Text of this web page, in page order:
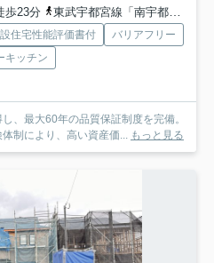
歩23分
東武宇都宮線「南宇都宮」駅 徒歩30分
住宅性能評価書付
バリアフリー
キッチン
、最大60年の品質保証制度を完備。
制により、高い資産価...
もっと見る